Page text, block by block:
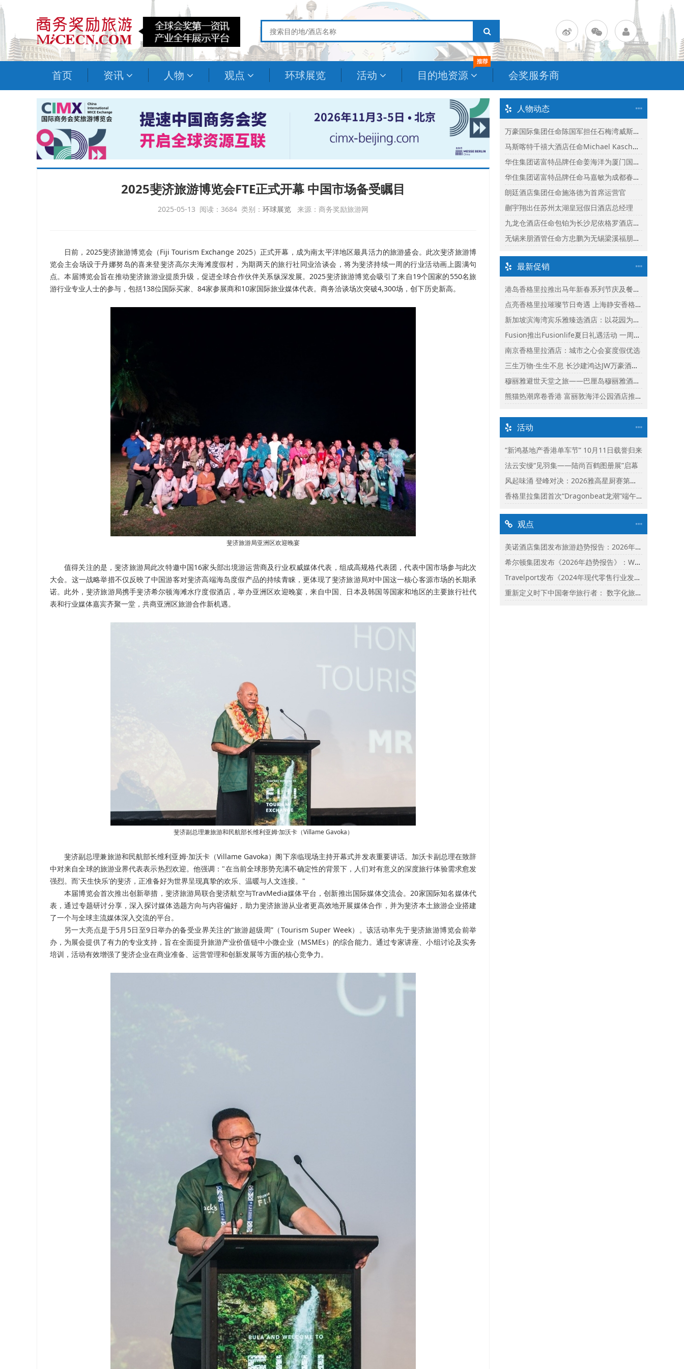
首页 资讯 人物 观点 环球展览 活动 目的地资源 会奖服务商
2025斐济旅游博览会FTE正式开幕 中国市场备受瞩目
2025-05-13 阅读：3684 类别： 环球展览 来源：商务奖励旅游网
日前，2025斐济旅游博览会（Fiji Tourism Exchange 2025）正式开幕，成为南太平洋地区最具活力的旅游盛会。此次斐济旅游博
览会主会场设于丹娜努岛的喜来登斐济高尔夫海滩度假村，为期两天的旅行社同业洽谈会，将为斐济持续一周的行业活动画上圆满句
点。本届博览会旨在推动斐济旅游业提质升级，促进全球合作伙伴关系纵深发展。2025斐济旅游博览会吸引了来自19个国家的550名旅
游行业专业人士的参与，包括138位国际买家、84家参展商和10家国际旅业媒体代表。商务洽谈场次突破4,300场，创下历史新高。
斐济旅游局亚洲区欢迎晚宴
值得关注的是，斐济旅游局此次特邀中国16家头部出境游运营商及行业权威媒体代表，组成高规格代表团，代表中国市场参与此次
大会。这一战略举措不仅反映了中国游客对斐济高端海岛度假产品的持续青睐，更体现了斐济旅游局对中国这一核心客源市场的长期承
诺。此外，斐济旅游局携手斐济希尔顿海滩水疗度假酒店，举办亚洲区欢迎晚宴，来自中国、日本及韩国等国家和地区的主要旅行社代
表和行业媒体嘉宾齐聚一堂，共商亚洲区旅游合作新机遇。
斐济副总理兼旅游和民航部长维利亚姆·加沃卡（Villame Gavoka）
斐济副总理兼旅游和民航部长维利亚姆·加沃卡（Villame Gavoka）阁下亲临现场主持开幕式并发表重要讲话。加沃卡副总理在致辞
中对来自全球的旅游业界代表表示热烈欢迎。他强调："在当前全球形势充满不确定性的背景下，人们对有意义的深度旅行体验需求愈发
强烈。而'天生快乐'的斐济，正准备好为世界呈现真挚的欢乐、温暖与人文连接。"
本届博览会首次推出创新举措，斐济旅游局联合斐济航空与TravMedia媒体平台，创新推出国际媒体交流会。20家国际知名媒体代
表，通过专题研讨分享，深入探讨媒体选题方向与内容偏好，助力斐济旅游从业者更高效地开展媒体合作，并为斐济本土旅游企业搭建
了一个与全球主流媒体深入交流的平台。
另一大亮点是于5月5日至9日举办的备受业界关注的“旅游超级周”（Tourism Super Week）。该活动率先于斐济旅游博览会前举
办，为展会提供了有力的专业支持，旨在全面提升旅游产业价值链中小微企业（MSMEs）的综合能力。通过专家讲座、小组讨论及实务
培训，活动有效增强了斐济企业在商业准备、运营管理和创新发展等方面的核心竞争力。
人物动态
万豪国际集团任命陈国军担任石梅湾威斯汀度假酒店总经理
马斯喀特千禧大酒店任命Michael Kasch为酒店总经理
华住集团诺富特品牌任命姜海洋为厦门国际会议中心诺富特酒店总经理
华住集团诺富特品牌任命马嘉敏为成都春熙路诺富特酒店总经理
朗廷酒店集团任命施洛德为首席运营官
蒯宇翔出任苏州太湖皇冠假日酒店总经理
九龙仓酒店任命包铂为长沙尼依格罗酒店及长沙玛珂酒店区域总经理
无锡来朋酒管任命方忠鹏为无锡梁溪福朋喜来登酒店总经理
最新促销
港岛香格里拉推出马年新春系列节庆及餐饮体验
点亮香格里拉璀璨节日奇遇 上海静安香格里拉推出缤纷献礼
新加坡滨海湾宾乐雅臻选酒店：以花园为幕，共庆新加坡60周年国庆盛宴
Fusion推出Fusionlife夏日礼遇活动 一周年志庆呈献迎新独家假期奖赏
南京香格里拉酒店：城市之心会宴度假优选
三生万物·生生不息 长沙建鸿达JW万豪酒店×Ralph Lauren Polo Earth开启可持续生活旅行美学
穆丽雅避世天堂之旅——巴厘岛穆丽雅酒店独家延住礼遇
熊猫热潮席卷香港 富丽敦海洋公园酒店推出“亲亲大熊猫住宿体验”
活动
“新鸿基地产香港单车节” 10月11日载誉归来
法云安缦“见羽集——陆尚百鹤图册展”启幕
风起味涌 登峰对决：2026雅高星厨赛第二阶段启动
香格里拉集团首次“Dragonbeat龙潮”端午庆典精彩落幕
观点
美诺酒店集团发布旅游趋势报告：2026年市场保持乐观并揭示旅行者渴望联结
希尔顿集团发布《2026年趋势报告》：Whycation成为旅行新趋势
Travelport发布《2024年现代零售行业发展状况报告》
重新定义时下中国奢华旅行者： 数字化旅行与体验式奢华将成为影响2024年旅行选择的关键词